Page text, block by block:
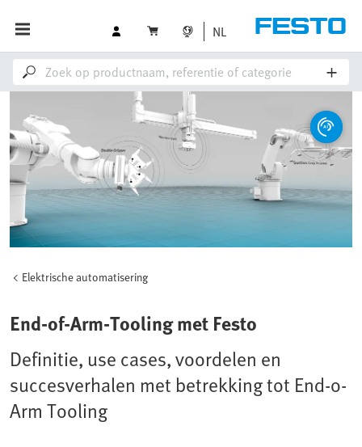
NL
Elektrische automatisering
End-of-Arm-Tooling met Festo
Definitie, use cases, voordelen en
succesverhalen met betrekking tot End-o-
Arm Tooling